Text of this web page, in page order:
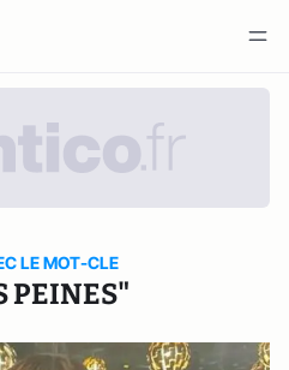
LE MOT-CLE
PEINES"